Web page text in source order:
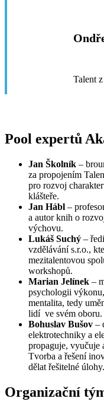
Talent
Pool expertů
Jan Školník –
za propojením
pro rozvoj
klášteře.
Jan Hábl –
a autor knih o
výchovu.
Lukáš Suchý –
vzdělávání s.r.o.,
mezitalentovou
workshopů.
Marian Jelínek –
psychologii
mentalita, tedy
lidí ve svém oboru.
Bohuslav Bušov –
elektrotechniky a
propaguje, vyučuje
Tvorba a řešení
dělat řešitelné úlohy.
Organizační